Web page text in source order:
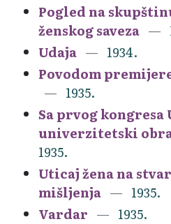
Pogled na
ženskog saveza
Udaja
1934.
Povodom
1935.
Sa prvog kongresa
univerzitetski
1935.
Uticaj žena na
mišljenja
1935.
Vardar
1935.